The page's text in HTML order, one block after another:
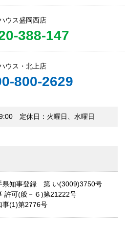
ウス盛岡西店
388-147
ウス・北上店
800-2629
定休日：火曜日、水曜日
県知事登録 第 い(3009)3750号
許可(般－６)第21222号
事(1)第2776号